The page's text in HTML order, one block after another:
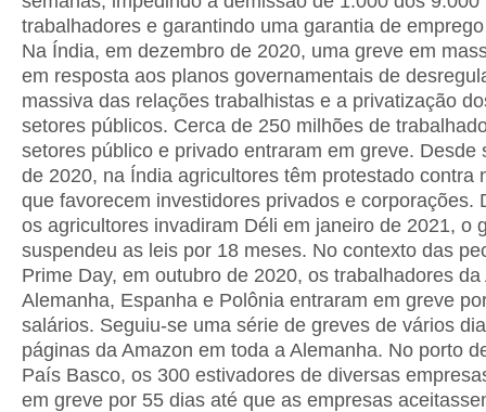
trabalhadores e garantindo uma garantia de
Na Índia, em dezembro de 2020, uma greve em
em resposta aos planos governamentais de
massiva das relações trabalhistas e a privatização
setores públicos. Cerca de 250 milhões de
setores público e privado entraram em greve. Desde
de 2020, na Índia agricultores têm protestado contra
que favorecem investidores privados e corporações.
os agricultores invadiram Déli em janeiro de 2021, o
suspendeu as leis por 18 meses. No contexto das
Prime Day, em outubro de 2020, os trabalhadores da
Alemanha, Espanha e Polônia entraram em greve
salários. Seguiu-se uma série de greves de vários
páginas da Amazon em toda a Alemanha. No porto
País Basco, os 300 estivadores de diversas
em greve por 55 dias até que as empresas